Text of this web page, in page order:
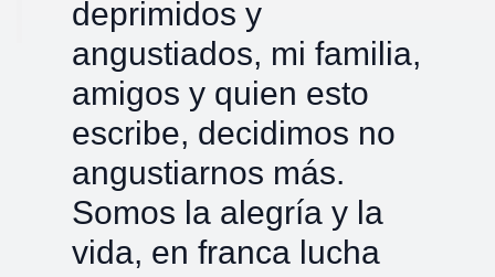
deprimidos y
angustiados, mi familia,
amigos y quien esto
escribe, decidimos no
angustiarnos más.
Somos la alegría y la
vida, en franca lucha